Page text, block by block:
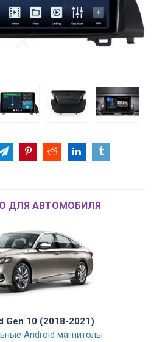
ДЛЯ АВТОМОБИЛЯ
Gen 10 (2018-2021)
Android магнитолы